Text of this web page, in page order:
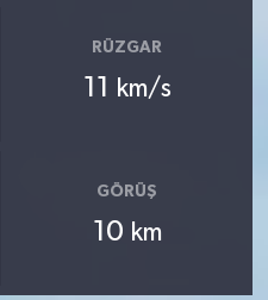
RÜZGAR
11 km/s
GÖRÜŞ
10 km